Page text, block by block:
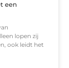
een
lopen zij
ook leidt het